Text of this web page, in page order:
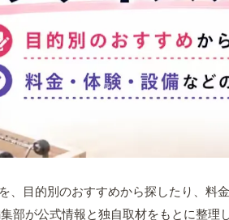
、目的別のおすすめから探したり、料
部が公式情報と独自取材をもとに整理